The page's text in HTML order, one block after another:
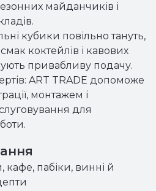
майданчиків і
кубики повільно тануть,
коктейлів і кавових
привабливу подачу.
ART TRADE допоможе
монтажем і
для
кафе, пабіки, винні й